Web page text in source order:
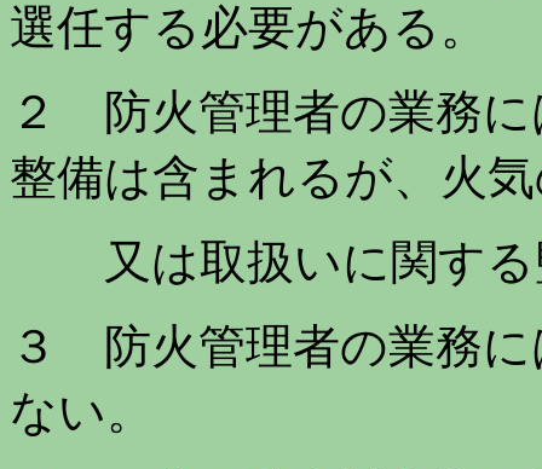
選任する必要がある。
２ 防火管理者の業務に
整備は含まれるが、火
又は取扱いに関する
３ 防火管理者の業務に
ない。